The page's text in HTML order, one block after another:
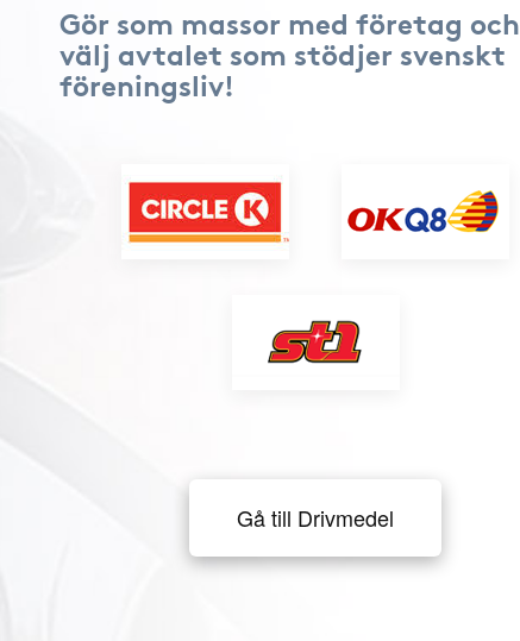
Gör som massor med företag och
välj avtalet som stödjer svenskt
föreningsliv!
Gå till Drivmedel